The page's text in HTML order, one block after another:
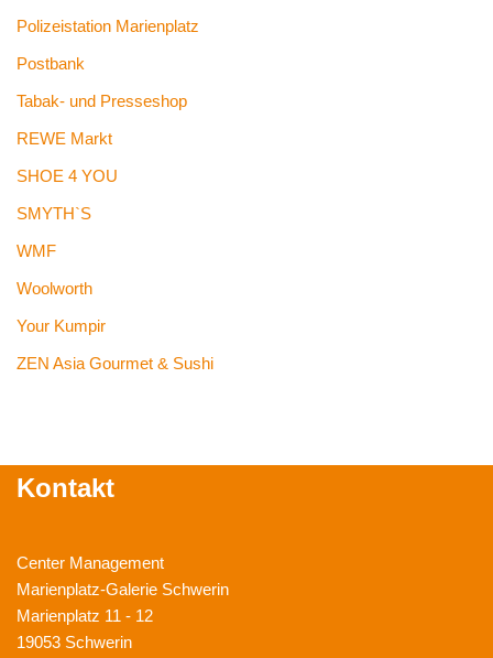
Polizeistation Marienplatz
Postbank
Tabak- und Presseshop
REWE Markt
SHOE 4 YOU
SMYTH`S
WMF
Woolworth
Your Kumpir
ZEN Asia Gourmet & Sushi
Kontakt
Center Management
Marienplatz-Galerie Schwerin
Marienplatz 11 - 12
19053 Schwerin